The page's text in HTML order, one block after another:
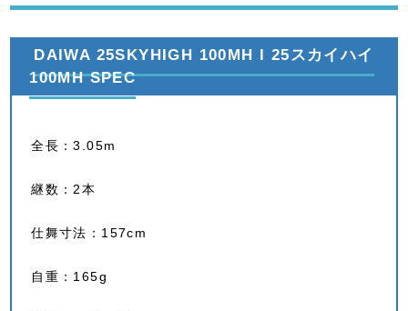
DAIWA 25SKYHIGH 100MH l 25スカイハイ
100MH SPEC
全長：3.05m
継数：2本
仕舞寸法：157cm
自重：165g